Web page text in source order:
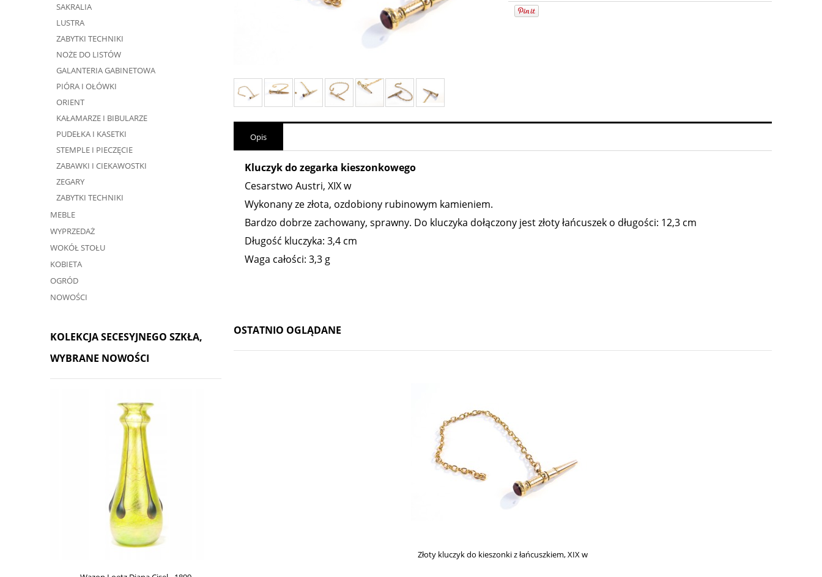
SAKRALIA
LUSTRA
ZABYTKI TECHNIKI
NOŻE DO LISTÓW
GALANTERIA GABINETOWA
PIÓRA I OŁÓWKI
ORIENT
KAŁAMARZE I BIBULARZE
PUDEŁKA I KASETKI
STEMPLE I PIECZĘCIE
ZABAWKI I CIEKAWOSTKI
ZEGARY
ZABYTKI TECHNIKI
MEBLE
WYPRZEDAŻ
WOKÓŁ STOŁU
KOBIETA
OGRÓD
NOWOŚCI
KOLEKCJA SECESYJNEGO SZKŁA,
WYBRANE NOWOŚCI
Opis
Kluczyk do zegarka kieszonkowego
Cesarstwo Austri, XIX w
Wykonany ze złota, ozdobiony rubinowym kamieniem.
Bardzo dobrze zachowany, sprawny. Do kluczyka dołączony jest złoty łańcuszek o długości: 12,3 cm
Długość kluczyka: 3,4 cm
Waga całości: 3,3 g
OSTATNIO OGLĄDANE
Złoty kluczyk do kieszonki z łańcuszkiem, XIX w